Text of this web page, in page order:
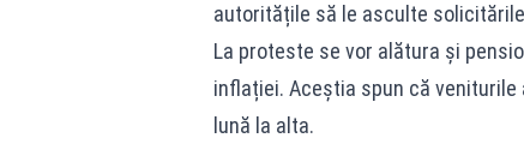
autoritățile să le asculte
La proteste se vor alătura și
inflației. Aceștia spun că
lună la alta.